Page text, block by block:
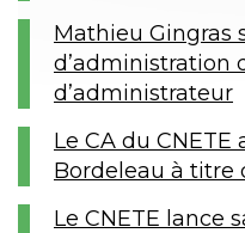
Mathieu Gingras
d’administration
d’administrateur
Le CA du CNETE
Bordeleau à titre
Le CNETE lance